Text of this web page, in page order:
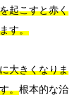
起こすと赤く
す。
大きくなりま
。根本的な治